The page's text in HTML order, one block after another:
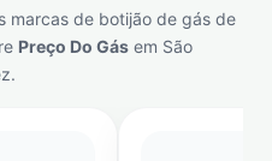
marcas de botijão de gás de
Preço Do Gás em São